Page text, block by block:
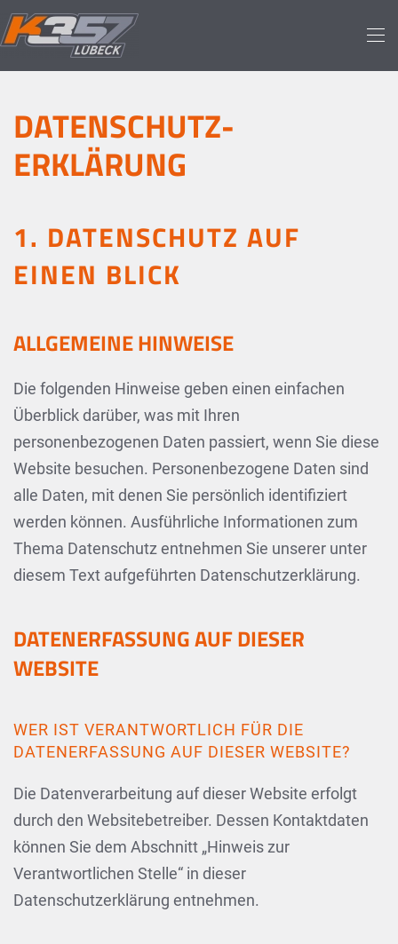
Skip to main content
DATENSCHUTZ­
ERKLÄRUNG
1. DATENSCHUTZ AUF
EINEN BLICK
ALLGEMEINE HINWEISE
Die folgenden Hinweise geben einen einfachen
Überblick darüber, was mit Ihren
personenbezogenen Daten passiert, wenn Sie diese
Website besuchen. Personenbezogene Daten sind
alle Daten, mit denen Sie persönlich identifiziert
werden können. Ausführliche Informationen zum
Thema Datenschutz entnehmen Sie unserer unter
diesem Text aufgeführten Datenschutzerklärung.
DATENERFASSUNG AUF DIESER
WEBSITE
WER IST VERANTWORTLICH FÜR DIE
DATENERFASSUNG AUF DIESER WEBSITE?
Die Datenverarbeitung auf dieser Website erfolgt
durch den Websitebetreiber. Dessen Kontaktdaten
können Sie dem Abschnitt „Hinweis zur
Verantwortlichen Stelle“ in dieser
Datenschutzerklärung entnehmen.